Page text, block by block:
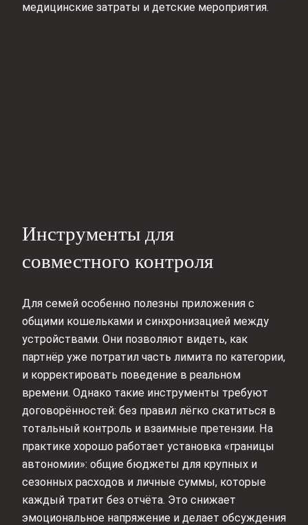
медицинские затраты и детские мероприятия.
Инструменты для
совместного контроля
Для семей особенно полезны приложения с
общими кошельками и синхронизацией между
устройствами. Они позволяют видеть, как
партнёр уже потратил часть лимита по категории,
и корректировать поведение в реальном
времени. Однако такие инструменты требуют
договорённостей: без правил лёгко скатиться в
тотальный контроль и взаимные претензии. На
практике хорошо работает установка «границы
автономии»: общие бюджеты для крупных и
сезонных расходов и личные суммы, которые
каждый тратит без отчёта. Это снижает
эмоциональное напряжение и делает обсуждения